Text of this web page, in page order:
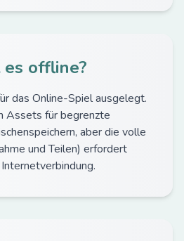
offline?
das Online-Spiel ausgelegt.
Assets für begrenzte
aber die volle
und Teilen) erfordert